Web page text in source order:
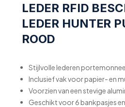
LEDER RFID
LEDER HUNTER
ROOD
Stijlvolle lederen
Inclusief vak voor papier- en
Voorzien van een stevige
Geschikt voor 6 bankpasjes